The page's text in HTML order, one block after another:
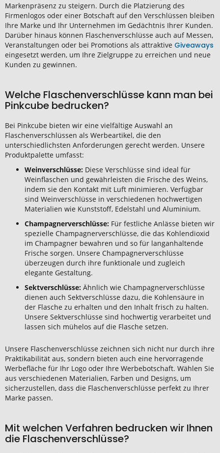
Markenpräsenz zu steigern. Durch die Platzierung des
Firmenlogos oder einer Botschaft auf den Verschlüssen bleiben
Ihre Marke und Ihr Unternehmen im Gedächtnis Ihrer Kunden.
Darüber hinaus können Flaschenverschlüsse auch auf Messen,
Veranstaltungen oder bei Promotions als attraktive Giveaways
eingesetzt werden, um Ihre Zielgruppe zu erreichen und neue
Kunden zu gewinnen.
Welche Flaschenverschlüsse kann man bei
Pinkcube bedrucken?
Bei Pinkcube bieten wir eine vielfältige Auswahl an
Flaschenverschlüssen als Werbeartikel, die den
unterschiedlichsten Anforderungen gerecht werden. Unsere
Produktpalette umfasst:
Weinverschlüsse: Diese Verschlüsse sind ideal für
Weinflaschen und gewährleisten die Frische des Weins,
indem sie den Kontakt mit Luft minimieren. Verfügbar
sind Weinverschlüsse in verschiedenen hochwertigen
Materialien wie Kunststoff, Edelstahl und Aluminium.
Champagnerverschlüsse: Für festliche Anlässe bieten wir
spezielle Champagnerverschlüsse, die das Kohlendioxid
im Champagner bewahren und so für langanhaltende
Frische sorgen. Unsere Champagnerverschlüsse
überzeugen durch ihre funktionale und zugleich
elegante Gestaltung.
Sektverschlüsse: Ähnlich wie Champagnerverschlüsse
dienen auch Sektverschlüsse dazu, die Kohlensäure in
der Flasche zu erhalten und den Inhalt frisch zu halten.
Unsere Sektverschlüsse sind hochwertig verarbeitet und
lassen sich mühelos auf die Flasche setzen.
Unsere Flaschenverschlüsse zeichnen sich nicht nur durch ihre
Praktikabilität aus, sondern bieten auch eine hervorragende
Werbefläche für Ihr Logo oder Ihre Werbebotschaft. Wählen Sie
aus verschiedenen Materialien, Farben und Designs, um
sicherzustellen, dass die Flaschenverschlüsse perfekt zu Ihrer
Marke passen.
Mit welchen Verfahren bedrucken wir Ihnen
die Flaschenverschlüsse?